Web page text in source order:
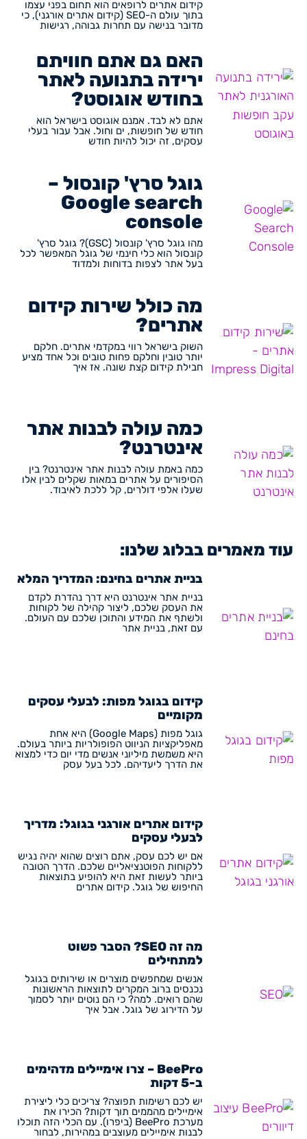
קידום אתרים לרופאים הוא תחום בפני עצמו
בתוך עולם ה-SEO (קידום אתרים אורגני), כי
מדובר בנישה עם תחרות גבוהה, רגישות
האם גם אתם חוויתם
ירידה בתנועה לאתר
בחודש אוגוסט?
אתם לא לבד. אמנם אוגוסט בישראל הוא
חודש של חופשות, ים וחול. אבל עבור בעלי
עסקים, זה יכול להיות חודש
גוגל סרץ' קונסול –
Google search
console
מהו גוגל סרץ' קונסול (GSC)? גוגל סרץ'
קונסול הוא כלי חינמי של גוגל המאפשר לכל
בעל אתר לצפות בדוחות ולמדוד
מה כולל שירות קידום
אתרים?
השוק בישראל רווי במקדמי אתרים. חלקם
יותר טובין וחלקם פחות טובים וכל אחד מציע
חבילת קידום קצת שונה. אז איך
כמה עולה לבנות אתר
אינטרנט?
כמה באמת עולה לבנות אתר אינטרנט? בין
הסיפורים על אתרים במאות שקלים לבין אלו
שעלו אלפי דולרים, קל ללכת לאיבוד.
עוד מאמרים בבלוג שלנו:
בניית אתרים בחינם: המדריך המלא
בניית אתר אינטרנט היא דרך נהדרת לקדם
את העסק שלכם, ליצור קהילה של לקוחות
ולשתף את המידע והתוכן שלכם עם העולם.
עם זאת, בניית אתר
קידום בגוגל מפות: לבעלי עסקים
מקומיים
גוגל מפות (Google Maps) היא אחת
מאפליקציות הניווט הפופולריות ביותר בעולם.
היא משמשת מיליוני אנשים מדי יום כדי למצוא
את הדרך ליעדיהם. לכל בעל עסק
קידום אתרים אורגני בגוגל: מדריך
לבעלי עסקים
אם יש לכם עסק, אתם רוצים שהוא יהיה נגיש
ללקוחות הפוטנציאליים שלכם. הדרך הטובה
ביותר לעשות זאת היא להופיע בתוצאות
החיפוש של גוגל. קידום אתרים
מה זה SEO? הסבר פשוט
למתחילים
אנשים שמחפשים מוצרים או שירותים בגוגל
נכנסים ברוב המקרים לתוצאות הראשונות
שהם רואים. למה? כי הם נוטים יותר לסמוך
על הדירוג של גוגל. אבל איך
BeePro – צרו אימיילים מדהימים
ב-5 דקות
יש לכם רשימות תפוצה? צריכים כלי ליצירת
אימיילים מהממים תוך דקות? הכירו את
מערכת BeePro (ביפרו). עם הכלי הזה תוכלו
לבנות אימיילים מעוצבים במהירות, לבחור